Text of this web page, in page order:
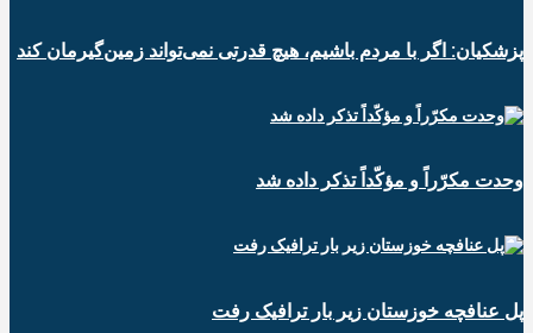
پزشکیان: اگر با مردم باشیم، هیچ قدرتی نمی‌تواند زمین‌گیرمان کند
وحدت مکرّراً و مؤکّداً تذکر داده شد
پل عنافچه خوزستان زیر بار ترافیک رفت